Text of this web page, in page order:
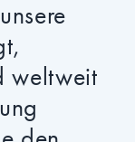
weltweit